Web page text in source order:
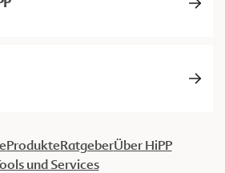
ProdukteRatgeberÜber HiPP
und Services